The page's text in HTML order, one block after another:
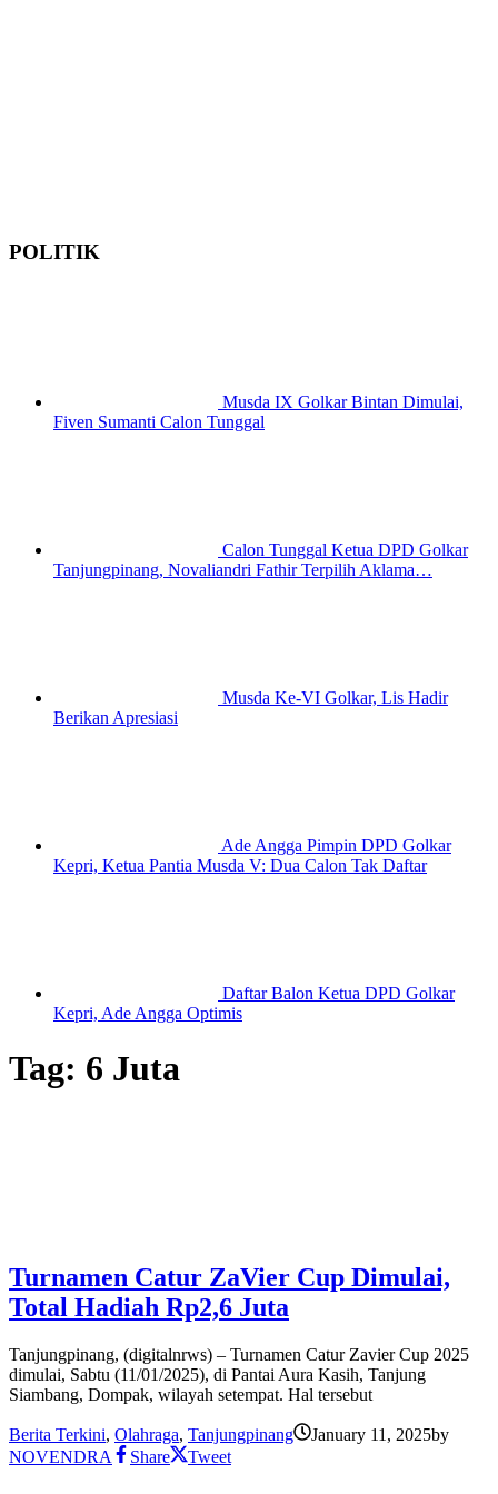
POLITIK
Musda IX Golkar Bintan Dimulai,
Fiven Sumanti Calon Tunggal
Calon Tunggal Ketua DPD Golkar
Tanjungpinang, Novaliandri Fathir Terpilih Aklama…
Musda Ke-VI Golkar, Lis Hadir
Berikan Apresiasi
Ade Angga Pimpin DPD Golkar
Kepri, Ketua Pantia Musda V: Dua Calon Tak Daftar
Daftar Balon Ketua DPD Golkar
Kepri, Ade Angga Optimis
Tag: 6 Juta
Turnamen Catur ZaVier Cup Dimulai,
Total Hadiah Rp2,6 Juta
Tanjungpinang, (digitalnrws) – Turnamen Catur Zavier Cup 2025
dimulai, Sabtu (11/01/2025), di Pantai Aura Kasih, Tanjung
Siambang, Dompak, wilayah setempat. Hal tersebut
Berita Terkini, Olahraga, Tanjungpinang January 11, 2025by
NOVENDRA
Share Tweet